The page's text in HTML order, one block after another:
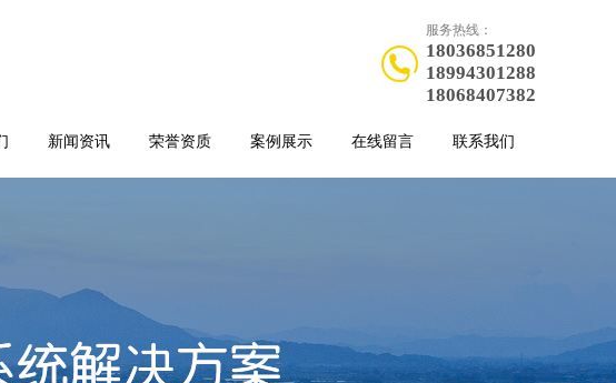
服务热线：
18036851280
18994301288
18068407382
新闻资讯 荣誉资质 案例展示 在线留言 联系我们